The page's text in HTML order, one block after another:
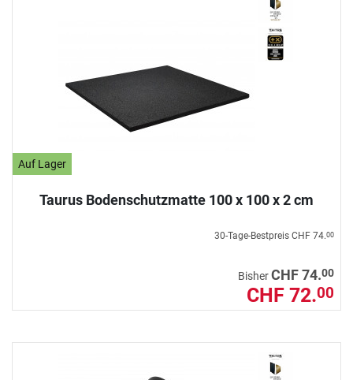
Auf Lager
Taurus Bodenschutzmatte 100 x 100 x 2 cm
30-Tage-Bestpreis CHF 74.00
BisherCHF 74.00
CHF 72.00